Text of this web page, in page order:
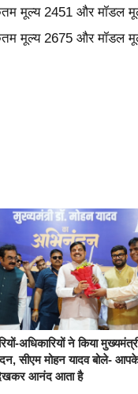
मूल्य 2451 और मॉडल
मूल्य 2675 और मॉडल
अधिकारियों ने किया
सीएम मोहन यादव बोले-
आनंद आता है